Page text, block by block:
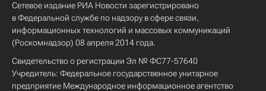
Сетевое издание РИА Новости зарегистрировано
в Федеральной службе по надзору в сфере связи,
информационных технологий и массовых коммуникаций
(Роскомнадзор) 08 апреля 2014 года.
Свидетельство о регистрации Эл № ФС77-57640
Учредитель: Федеральное государственное унитарное
предприятие Международное информационное агентство